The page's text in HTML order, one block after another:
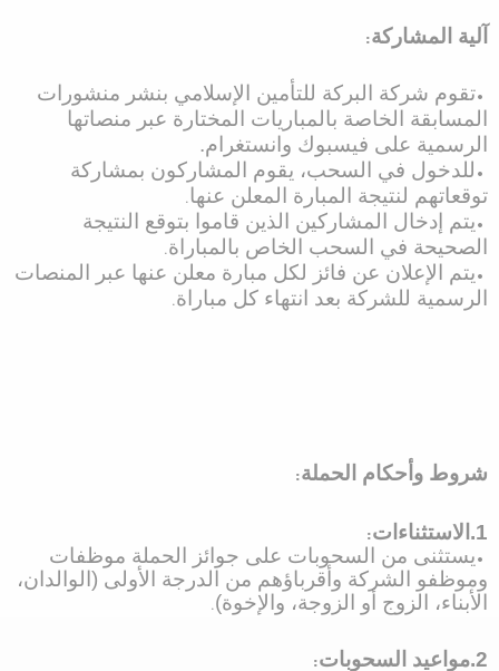
آلية المشاركة:
•تقوم شركة البركة للتأمين الإسلامي بنشر منشورات
المسابقة الخاصة بالمباريات المختارة عبر منصاتها
الرسمية على فيسبوك وانستغرام.
•للدخول في السحب، يقوم المشاركون بمشاركة
توقعاتهم لنتيجة المبارة المعلن عنها.
•يتم إدخال المشاركين الذين قاموا بتوقع النتيجة
الصحيحة في السحب الخاص بالمباراة.
•يتم الإعلان عن فائز لكل مبارة معلن عنها عبر المنصات
الرسمية للشركة بعد انتهاء كل مباراة.
شروط وأحكام الحملة:
1.الاستثناءات
:
•يستثنى من السحوبات على جوائز الحملة موظفات
وموظفو الشركة وأقرباؤهم من الدرجة الأولى (الوالدان،
الأبناء، الزوج أو الزوجة، والإخوة).
2.مواعيد السحوبات
: